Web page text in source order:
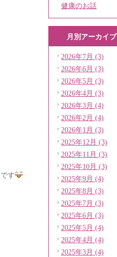
す
健康のお話
月別アーカイブ
2026年7月 (3)
2026年6月 (3)
2026年5月 (3)
2026年4月 (3)
2026年3月 (4)
2026年2月 (4)
2026年1月 (3)
2025年12月 (3)
2025年11月 (3)
2025年10月 (3)
2025年9月 (4)
2025年8月 (3)
2025年7月 (3)
2025年6月 (3)
2025年5月 (4)
2025年4月 (4)
2025年3月 (4)